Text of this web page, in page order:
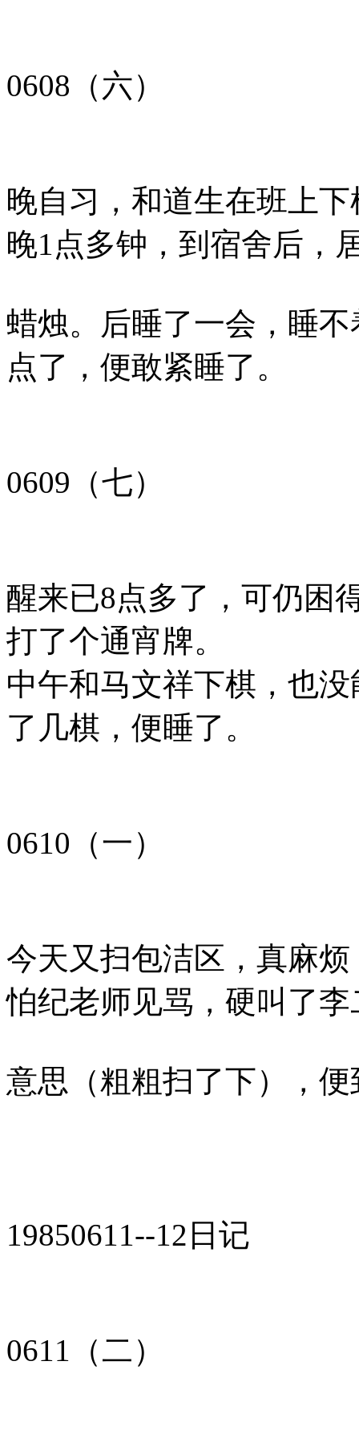
0608（六）
晚自习，和道生在班上
晚1点多钟，到宿舍后，
蜡烛。后睡了一会，睡
点了，便敢紧睡了。
0609（七）
醒来已8点多了，可仍困
打了个通宵牌。
中午和马文祥下棋，也
了几棋，便睡了。
0610（一）
今天又扫包洁区，真麻
怕纪老师见骂，硬叫了
意思（粗粗扫了下），
19850611--12日记
0611（二）